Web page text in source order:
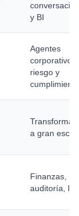
y BI
Agentes
corporativos,
riesgo y
cumplimiento
a gran
Finanzas,
auditoría,